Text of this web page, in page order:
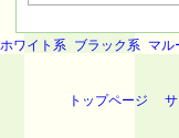
ホワイト系 ブラック系 マル
トップページ